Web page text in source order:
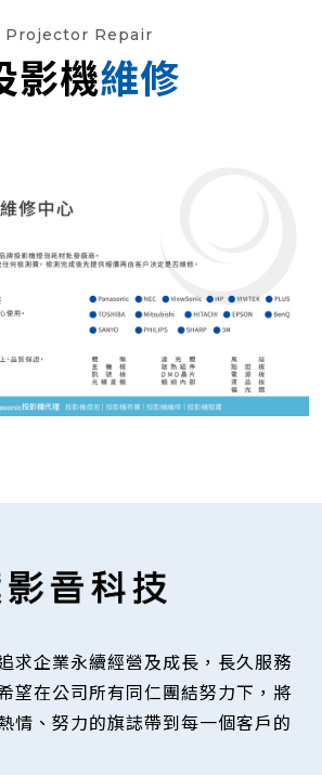
Projector Repair
影機維修
求企業永續經營及成長，長久服務
望在公司所有同仁團結努力下，將
情、努力的旗誌帶到每一個客戶的